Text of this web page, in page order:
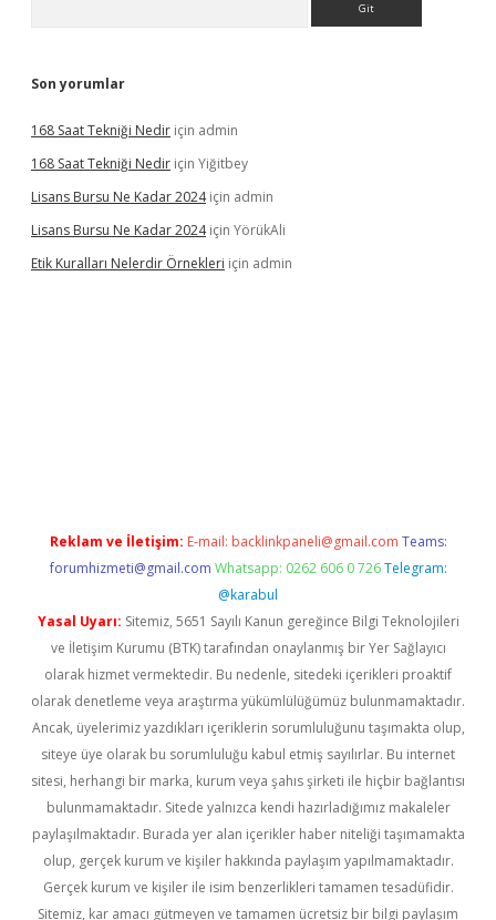
Son yorumlar
168 Saat Tekniği Nedir için admin
168 Saat Tekniği Nedir için Yiğitbey
Lisans Bursu Ne Kadar 2024için admin
Lisans Bursu Ne Kadar 2024için YörükAli
Etik Kuralları Nelerdir Örnekleri için admin
Reklam ve İletişim: E-mail: backlinkpaneli@gmail.com Teams:
forumhizmeti@gmail.com Whatsapp: 0262 606 0 726 Telegram:
@karabul
Yasal Uyarı: Sitemiz, 5651 Sayılı Kanun gereğince Bilgi Teknolojileri
ve İletişim Kurumu (BTK) tarafından onaylanmış bir Yer Sağlayıcı
olarak hizmet vermektedir. Bu nedenle, sitedeki içerikleri proaktif
olarak denetleme veya araştırma yükümlülüğümüz bulunmamaktadır.
Ancak, üyelerimiz yazdıkları içeriklerin sorumluluğunu taşımakta olup,
siteye üye olarak bu sorumluluğu kabul etmiş sayılırlar. Bu internet
sitesi, herhangi bir marka, kurum veya şahıs şirketi ile hiçbir bağlantısı
bulunmamaktadır. Sitede yalnızca kendi hazırladığımız makaleler
paylaşılmaktadır. Burada yer alan içerikler haber niteliği taşımamakta
olup, gerçek kurum ve kişiler hakkında paylaşım yapılmamaktadır.
Gerçek kurum ve kişiler ile isim benzerlikleri tamamen tesadüfidir.
Sitemiz, kar amacı gütmeyen ve tamamen ücretsiz bir bilgi paylaşım